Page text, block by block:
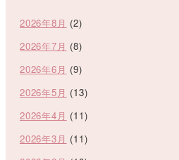
2026年8月 (2)
2026年7月 (8)
2026年6月 (9)
2026年5月 (13)
2026年4月 (11)
2026年3月 (11)